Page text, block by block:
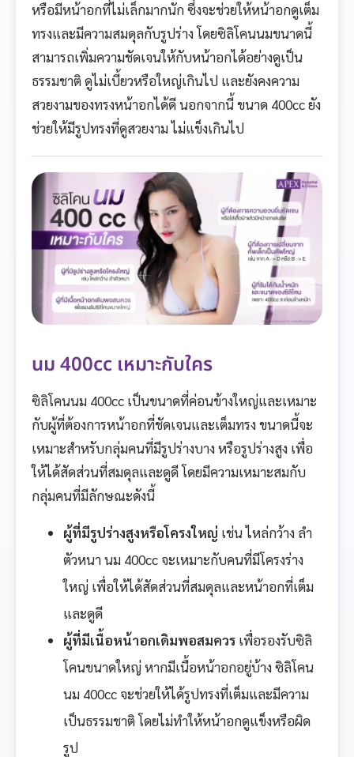
หรือมีหน้าอกที่ไม่เล็กมากนัก ซึ่งจะช่วยให้หน้าอกดูเต็ม
ทรงและมีความสมดุลกับรูปร่าง โดยซิลิโคนนมขนาดนี้
สามารถเพิ่มความชัดเจนให้กับหน้าอกได้อย่างดูเป็น
ธรรมชาติ ดูไม่เบี้ยวหรือใหญ่เกินไป และยังคงความ
สวยงามของทรงหน้าอกได้ดี นอกจากนี้ ขนาด 400cc ยัง
ช่วยให้มีรูปทรงที่ดูสวยงาม ไม่แข็งเกินไป
นม 400cc เหมาะกับใคร
ซิลิโคนนม 400cc เป็นขนาดที่ค่อนข้างใหญ่และเหมาะ
กับผู้ที่ต้องการหน้าอกที่ชัดเจนและเต็มทรง ขนาดนี้จะ
เหมาะสำหรับกลุ่มคนที่มีรูปร่างบาง หรือรูปร่างสูง เพื่อ
ให้ได้สัดส่วนที่สมดุลและดูดี โดยมีความเหมาะสมกับ
กลุ่มคนที่มีลักษณะดังนี้
ผู้ที่มีรูปร่างสูงหรือโครงใหญ่ เช่น ไหล่กว้าง ลำ
ตัวหนา นม 400cc จะเหมาะกับคนที่มีโครงร่าง
ใหญ่ เพื่อให้ได้สัดส่วนที่สมดุลและหน้าอกที่เต็ม
และดูดี
ผู้ที่มีเนื้อหน้าอกเดิมพอสมควร เพื่อรองรับซิลิ
โคนขนาดใหญ่ หากมีเนื้อหน้าอกอยู่บ้าง ซิลิโคน
นม 400cc จะช่วยให้ได้รูปทรงที่เต็มและมีความ
เป็นธรรมชาติ โดยไม่ทำให้หน้าอกดูแข็งหรือผิด
รูป